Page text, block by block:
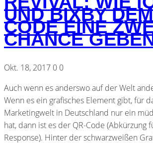
UND BIXBY
CODE EINE
CHANCE
Okt. 18, 2017 0 0
Auch wenn es anderswo auf der Welt
Wenn es ein grafisches Element gibt, für
Marketingwelt in Deutschland nur ein
hat, dann ist es der QR-Code (Abkürzung
Response). Hinter der schwarzweißen